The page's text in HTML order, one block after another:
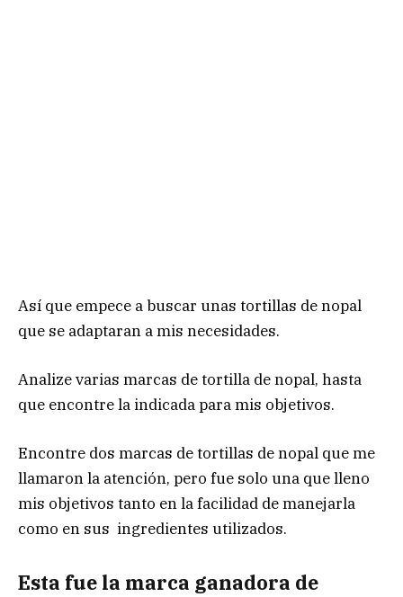
Así que empece a buscar unas tortillas de nopal
que se adaptaran a mis necesidades.
Analize varias marcas de tortilla de nopal, hasta
que encontre la indicada para mis objetivos.
Encontre dos marcas de tortillas de nopal que me
llamaron la atención, pero fue solo una que lleno
mis objetivos tanto en la facilidad de manejarla
como en sus ingredientes utilizados.
Esta fue la marca ganadora de